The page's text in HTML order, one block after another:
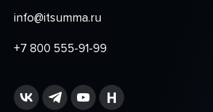
info@itsumma.ru
+7 800 555-91-99